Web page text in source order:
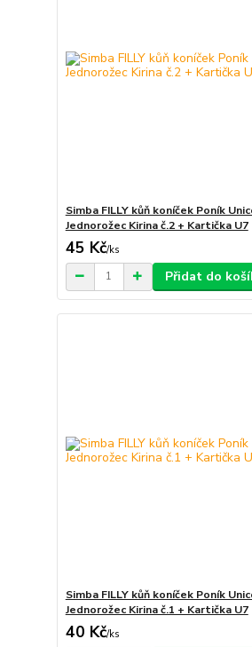
Simba FILLY kůň koníček Poník
Jednorožec Kirina č.2 + Kartička U7
45 Kč/ks
Přidat do
Simba FILLY kůň koníček Poník
Jednorožec Kirina č.1 + Kartička U7
40 Kč/ks